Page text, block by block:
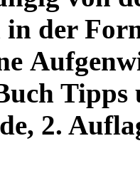
in der
Tipps
2.